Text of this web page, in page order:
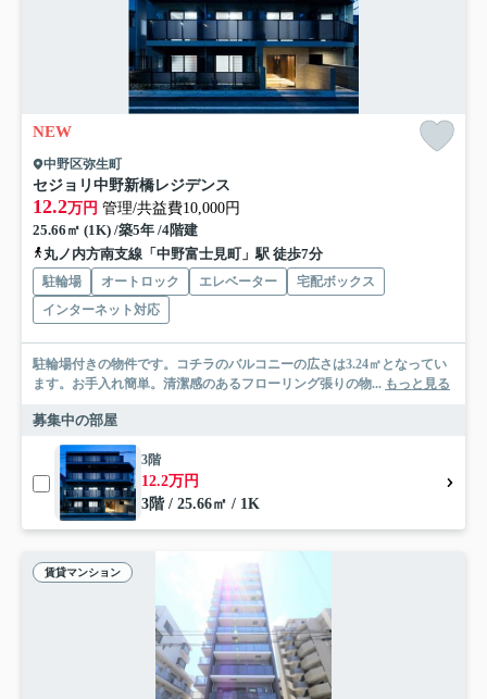
NEW
中野区弥生町
セジョリ中野新橋レジデンス
12.2万円 管理/共益費10,000円
25.66㎡ (1K) /築5年 /4階建
丸ノ内方南支線「中野富士見町」駅 徒歩7分
駐輪場 オートロック エレベーター
宅配ボックス
インターネット対応
駐輪場付きの物件です。コチラのバルコニーの広さは3.24㎡となってい
ます。お手入れ簡単。清潔感のあるフローリング張りの物... もっと見る
募集中の部屋
3階
12.2万円
3階 / 25.66㎡ / 1K
賃貸マンション